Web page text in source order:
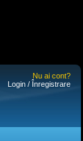
Nu ai cont?
Login / Înregistrare